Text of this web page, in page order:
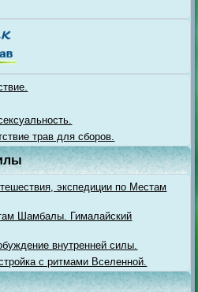
трав для сборов.
экспедиции по Местам
Шамбалы. Гималайский
внутренней силы.
с ритмами Вселенной.